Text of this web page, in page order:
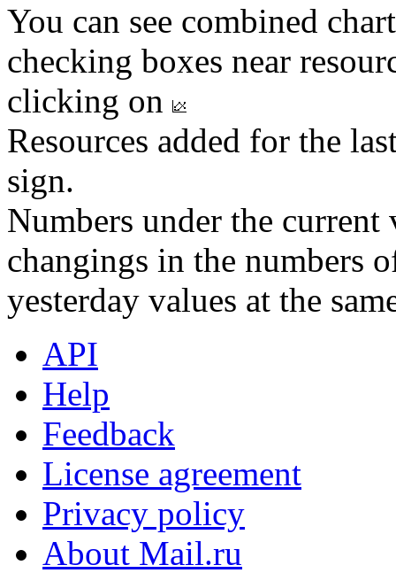
You can see combined
checking boxes near
clicking on
Resources added for the
sign.
Numbers under the
changings in the numbers
yesterday values at the
API
Help
Feedback
License agreement
Privacy policy
About Mail.ru